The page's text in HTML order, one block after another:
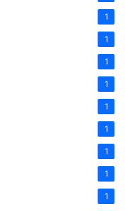
1
1
1
1
1
1
1
1
1